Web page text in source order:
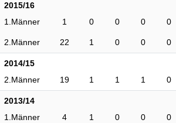
2015/16
1.Männer
1 0 0 0 0
2.Männer 22 1 0 0 0
2014/15
2.Männer
19 1 1 1 0
2013/14
1.Männer
4 1 0 0 0